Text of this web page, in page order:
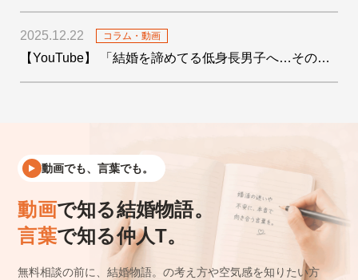
2025.12.22 コラム・動画
【YouTube】 「結婚を諦めてる低身長男子へ…その絶望をデータで希望に変えます！」を公開しました
動画でも、言葉でも。
動画で知る結婚物語。
言葉で知る仲人T。
無料相談の前に、結婚物語。の考え方や空気感を知りたい方